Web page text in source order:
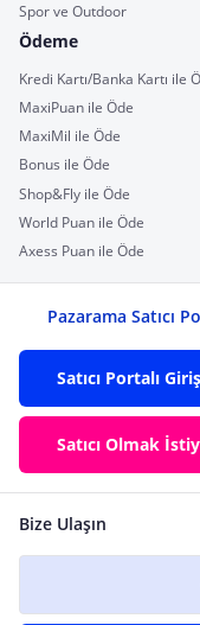
Spor ve Outdoor
Ödeme
Kredi Kartı/Banka Kartı ile
MaxiPuan ile Öde
MaxiMil ile Öde
Bonus ile Öde
Shop&Fly ile Öde
World Puan ile Öde
Axess Puan ile Öde
Pazarama Satıcı
Satıcı Portalı
Satıcı Olmak
Bize Ulaşın